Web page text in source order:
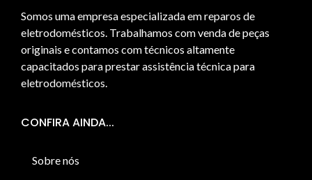
Somos uma empresa especializada em reparos de
eletrodomésticos. Trabalhamos com venda de peças
originais e contamos com técnicos altamente
capacitados para prestar assistência técnica para
eletrodomésticos.
CONFIRA AINDA...
Sobre nós